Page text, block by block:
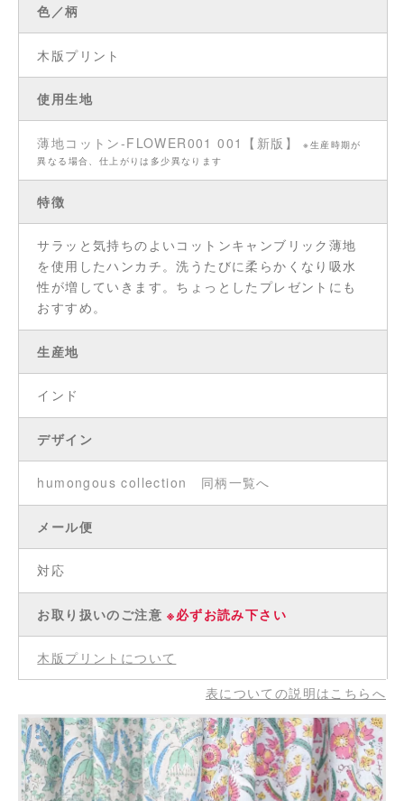
色／柄
木版プリント
使用生地
薄地コットン-FLOWER001 001【新版】
※生産時期が
異なる場合、仕上がりは多少異なります
特徴
サラッと気持ちのよいコットンキャンブリック薄地
を使用したハンカチ。洗うたびに柔らかくなり吸水
性が増していきます。ちょっとしたプレゼントにも
おすすめ。
生産地
インド
デザイン
humongous collection 同柄一覧へ
メール便
対応
お取り扱いのご注意※必ずお読み下さい
木版プリントについて
表についての説明はこちらへ